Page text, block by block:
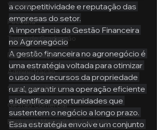
Vendas
Pecuária
Turma de Graduação
Pós-Graduação
Administração
Segurança Publica
Gestão Comercial
Banking e Mercado de Capitais
a competitividade e reputação das
empresas do setor.
A importância da Gestão Financeira
no Agronegócio
A gestão financeira no agronegócio é
uma estratégia voltada para otimizar
o uso dos recursos da propriedade
rural, garantir uma operação eficiente
e identificar oportunidades que
sustentem o negócio a longo prazo.
Essa estratégia envolve um conjunto